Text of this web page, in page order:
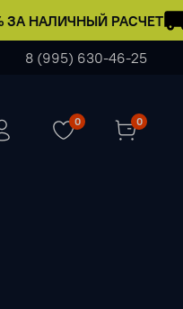
НАЛИЧНЫЙ РАСЧЕТ
8 (995) 630-46-25
0 0